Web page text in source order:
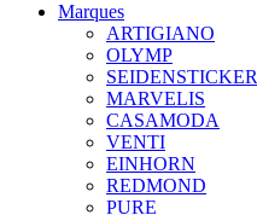
Marques
ARTIGIANO
OLYMP
SEIDENSTICKER
MARVELIS
CASAMODA
VENTI
EINHORN
REDMOND
PURE